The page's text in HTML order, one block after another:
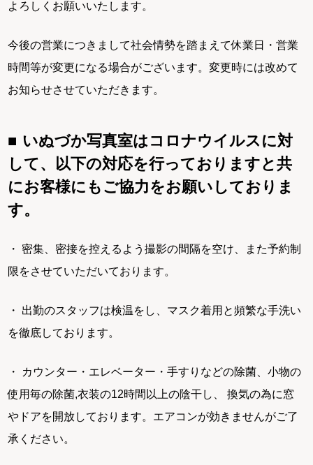
よろしくお願いいたします。
今後の営業につきまして社会情勢を踏まえて休業日・営業
時間等が変更になる場合がございます。変更時には改めて
お知らせさせていただきます。
いぬづか写真室はコロナウイルスに対
して、以下の対応を行っておりますと共
にお客様にもご協力をお願いしておりま
す。
・ 密集、密接を控えるよう撮影の間隔を空け、また予約制
限をさせていただいております。
・ 出勤のスタッフは検温をし、マスク着用と頻繁な手洗い
を徹底しております。
・ カウンター・エレベーター・手すりなどの除菌、小物の
使用毎の除菌,衣装の12時間以上の陰干し、 換気の為に窓
やドアを開放しております。エアコンが効きませんがご了
承ください。